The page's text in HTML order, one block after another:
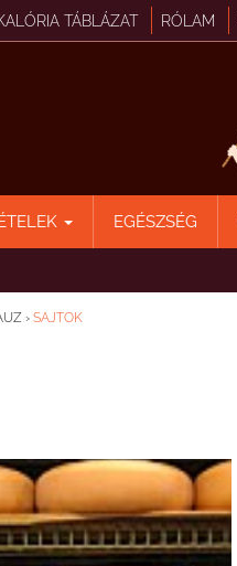
TÁBLÁZAT RÓLAM
EGÉSZSÉG
› SAJTOK